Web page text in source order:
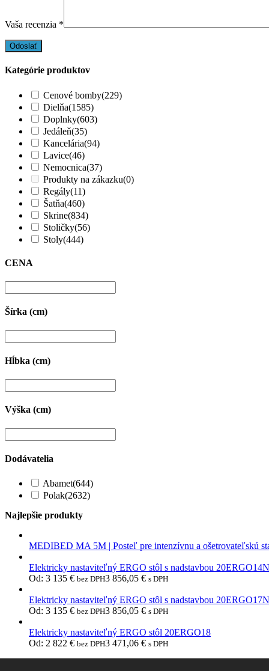
Vaša recenzia *
Kategórie produktov
Cenové bomby(229)
Dielňa(1585)
Doplnky(603)
Jedáleň(35)
Kancelária(94)
Lavice(46)
Nemocnica(37)
Produkty na zákazku(0)
Regály(11)
Šatňa(460)
Skrine(834)
Stoličky(56)
Stoly(444)
CENA
Šírka (cm)
Hĺbka (cm)
Výška (cm)
Dodávatelia
Abamet(644)
Polak(2632)
Najlepšie produkty
MEDIBED MA 5M | Posteľ pre intenzívnu a ošetrovateľskú
Elektricky nastaviteľný ERGO stôl s nadstavbou 20ERGO14N
Od: 3 135 € bez DPH3 856,05 € s DPH
Elektricky nastaviteľný ERGO stôl s nadstavbou 20ERGO17N
Od: 3 135 € bez DPH3 856,05 € s DPH
Elektricky nastaviteľný ERGO stôl 20ERGO18
Od: 2 822 € bez DPH3 471,06 € s DPH